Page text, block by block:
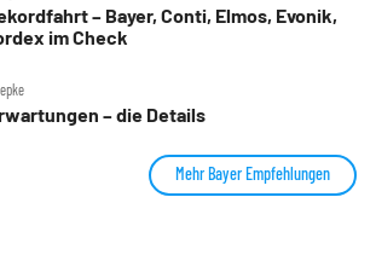
– Bayer, Conti, Elmos, Evonik,
im Check
– die Details
Mehr Bayer Empfehlungen